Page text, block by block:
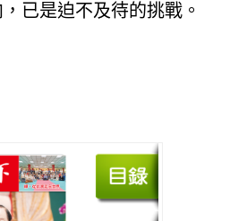
已是迫不及待的挑戰。